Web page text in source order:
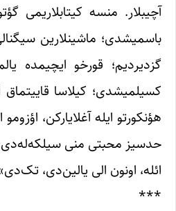
آچیبلار. منسه کیتابلاریمی
باسمیشدی؛ ماشینلارین
گزدیردیم؛ قورخو ایچیمده
کسیلمیشدی؛ کیلاسا قاییتماق
هؤنکورتو ایله آغلایارکن،
حدسیز محبتی منی سیلکه‌له‌دی.
ائله، اونون الی یالین‌دی،
***